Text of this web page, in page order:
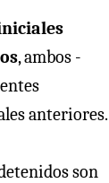
, ambos -
anteriores.
son